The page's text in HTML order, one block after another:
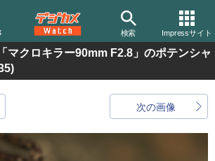
検索 Impressサイト
マクロキラー90mm F2.8」のポテンシャ
次の画像